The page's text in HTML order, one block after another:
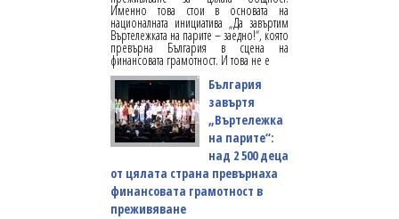
Именно това стои в основата на
националната инициатива „Да завъртим
Въртележката на парите – заедно!“, която
превърна България в сцена на
финансовата грамотност. И това не е
България
завъртя
„Въртележка
на парите“:
над 2 500 деца
от цялата страна превърнаха
финансовата грамотност в
преживяване